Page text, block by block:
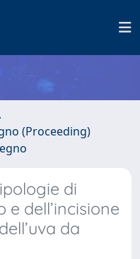
(Proceeding)
di
dell’incisione
da